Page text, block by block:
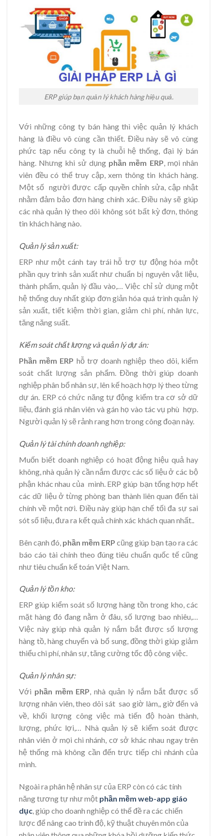
ERP giúp bạn quản lý khách hàng hiệu quả.
Với những công ty bán hàng thì việc quản lý khách
hàng là điều vô cùng cần thiết. Điều này sẽ vô cùng
phức tạp nếu công ty là chuỗi hệ thống, đại lý bán
hàng. Nhưng khi sử dụng phần mềm ERP, mọi nhân
viên đều có thể truy cập, xem thông tin khách hàng.
Một số người được cấp quyền chỉnh sửa, cập nhật
nhằm đảm bảo đơn hàng chính xác. Điều này sẽ giúp
các nhà quản lý theo dõi không sót bất kỳ đơn, thông
tin khách hàng nào.
Quản lý sản xuất:
ERP như một cánh tay trái hỗ trợ tự động hóa một
phần quy trình sản xuất như chuẩn bị nguyên vật liệu,
thành phẩm, quản lý đầu vào,… Việc chỉ sử dụng một
hệ thống duy nhất giúp đơn giản hóa quá trình quản lý
sản xuất, tiết kiệm thời gian, giảm chi phí, nhân lực,
tăng năng suất.
Kiểm soát chất lượng và quản lý dự án:
Phần mềm ERP hỗ trợ doanh nghiệp theo dõi, kiểm
soát chất lượng sản phẩm. Đồng thời giúp doanh
nghiệp phân bổ nhân sự, lên kế hoạch hợp lý theo từng
dự án. ERP có chức năng tự động kiểm tra cơ sở dữ
liệu, đánh giá nhân viên và gán họ vào tác vụ phù hợp.
Người quản lý sẽ rảnh rang hơn trong công đoạn này.
Quản lý tài chính doanh nghiệp:
Muốn biết doanh nghiệp có hoạt động hiệu quả hay
không, nhà quản lý cần nắm được các số liệu ở các bộ
phận khác nhau của mình. ERP giúp bạn tổng hợp hết
các dữ liệu ở từng phòng ban thành liên quan đến tài
chính về một nơi. Điều này giúp hạn chế tối đa sự sai
sót số liệu, đưa ra kết quả chính xác khách quan nhất..
Bên cạnh đó, phần mềm ERP cũng giúp bạn tạo ra các
báo cáo tài chính theo đúng tiêu chuẩn quốc tế cũng
như tiêu chuẩn kế toán Việt Nam.
Quản lý tồn kho:
ERP giúp kiểm soát số lượng hàng tồn trong kho, các
mặt hàng đó đang nằm ở đâu, số lượng bao nhiêu,…
Việc này giúp nhà quản lý nắm bắt được số lượng
hàng tồ, hàng chuyển và bổ sung, đồng thời giúp giảm
thiểu chi phí, nhân sự, tăng cường tốc độ công việc.
Quản lý nhân sự:
Với phần mềm ERP, nhà quản lý nắm bắt được số
lượng nhân viên, theo dõi sát sao giờ làm,, giờ đến và
về, khối lượng công việc mà tiến độ hoàn thành,
lượng, phức lợi,… Nhà quản lý sẽ kiểm soát được
nhân viên ở mọi chi nhánh, cơ sở khác nhau ngay trên
hệ thống mà không cần đến trực tiếp chi nhánh của
mình.
Ngoài ra phân hệ nhân sự của ERP còn có các tính
năng tương tự như một phần mềm web-app giáo
dục, giúp cho doanh nghiệp có thể đề ra các chiến
lược để nâng cao trình độ, kỹ thuật chuyên môn của